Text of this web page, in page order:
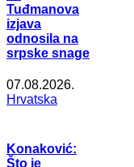
Tuđmanova
izjava
odnosila na
srpske snage
07.08.2026.
Hrvatska
Konaković:
Što je